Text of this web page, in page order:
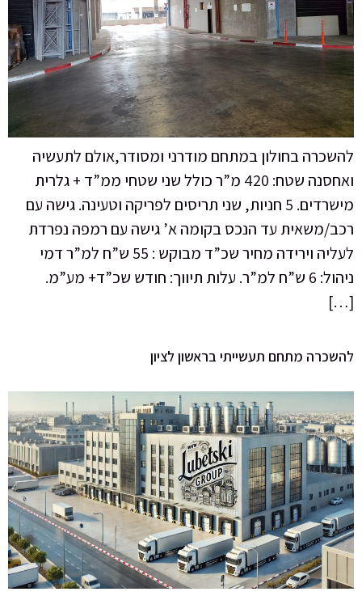
להשכרה בחולון במתחם מודרני ומסודר,אולם לתעשיה
ואחסנה שטח: 420 מ”ר כולל שני שטחי ממ”ד + גלרית
מישרדים. 5 חניות, שני תריסים לפריקה וטעינה. גישה עם
רכב/משאית עד הנכס בקומה א’ גישה עם רמפה נפרדת
לעליה וירידה מחיר שכ”ד מבוקש : 55 ש”ח למ”ר דמי
ניהול: 6 ש”ח למ”ר. עלות תיווך: חודש שכ”ד+ מע”מ.
[…]
להשכרה מתחם תעשייתי בראשון לציון